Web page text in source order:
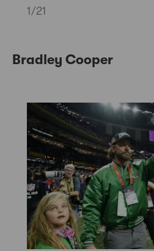
1 /21
Bradley Cooper